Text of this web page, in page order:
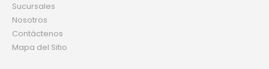
Sucursales
Nosotros
Contáctenos
Mapa del Sitio